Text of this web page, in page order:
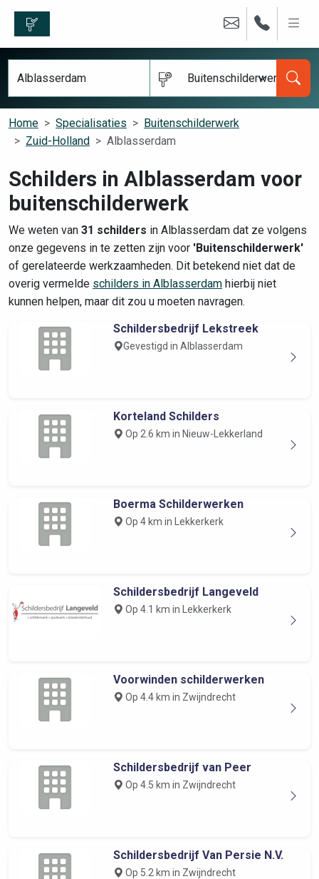
Buitenschilderwerk
Home Specialisaties
Buitenschilderwerk
Zuid-Holland
Alblasserdam
Schilders in Alblasserdam voor
buitenschilderwerk
We weten van 31 schilders in Alblasserdam dat ze volgens
onze gegevens in te zetten zijn voor 'Buitenschilderwerk'
of gerelateerde werkzaamheden. Dit betekend niet dat de
overig vermelde schilders in Alblasserdam hierbij niet
kunnen helpen, maar dit zou u moeten navragen.
Schildersbedrijf Lekstreek
Gevestigd in Alblasserdam
Korteland Schilders
Op 2.6 km in Nieuw-Lekkerland
Boerma Schilderwerken
Op 4 km in Lekkerkerk
Schildersbedrijf Langeveld
Op 4.1 km in Lekkerkerk
Voorwinden schilderwerken
Op 4.4 km in Zwijndrecht
Schildersbedrijf van Peer
Op 4.5 km in Zwijndrecht
Schildersbedrijf Van Persie N.V.
Op 5.2 km in Zwijndrecht